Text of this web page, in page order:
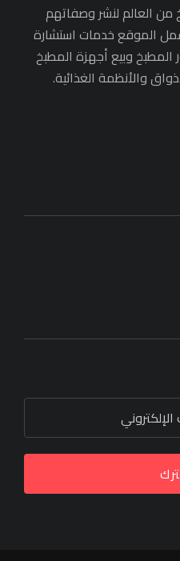
العالم لنشر وصفاتهم
الموقع خدمات استشارة
وبيع أجهزة المطبخ
والأنظمة الغذائية.